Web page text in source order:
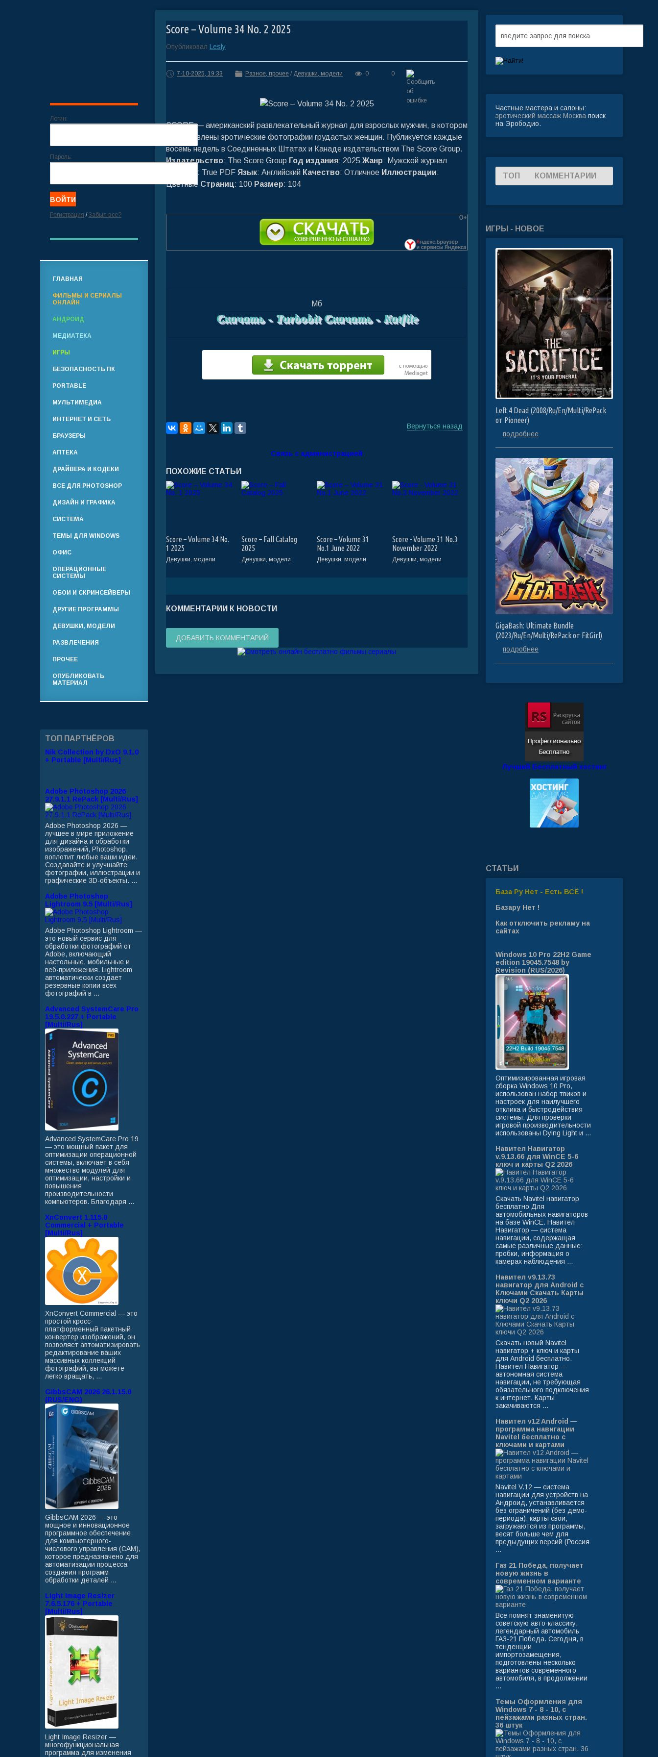
Score – Volume 34 No. 2 2025
Опубликовал Lesly
7-10-2025, 19:33 Разное, прочее / Девушки, модели 0 0
SCORE — американский развлекательный журнал для взрослых мужчин, в котором
представлены эротические фотографии грудастых женщин. Публикуется каждые
восемь недель в Соединенных Штатах и Канаде издательством The Score Group.
Издательство: The Score Group Год издания: 2025 Жанр: Мужской журнал
: True PDF Язык: Английский Качество: Отличное Иллюстрации:
Цветные Страниц: 100 Размер: 104
Мб
Скачать - Turbobit Скачать -Katfile
Вернуться назад
Связь с администрацией
ПОХОЖИЕ СТАТЬИ
Score – Volume 34 No.
1 2025
Девушки, модели
Score – Fall Catalog
2025
Девушки, модели
Score – Volume 31
No.1 June 2022
Девушки, модели
Score - Volume 31 No.3
November 2022
Девушки, модели
КОММЕНТАРИИ К НОВОСТИ
ДОБАВИТЬ КОММЕНТАРИЙ
Логин:
Пароль:
Регистрация /Забыл все?
ГЛАВНАЯ
ФИЛЬМЫ И СЕРИАЛЫ
ОНЛАЙН
АНДРОИД
МЕДИАТЕКА
ИГРЫ
БЕЗОПАСНОСТЬ ПК
PORTABLE
МУЛЬТИМЕДИА
ИНТЕРНЕТ И СЕТЬ
БРАУЗЕРЫ
АПТЕКА
ДРАЙВЕРА И КОДЕКИ
ВСЕ ДЛЯ PHOTOSHOP
ДИЗАЙН И ГРАФИКА
СИСТЕМА
ТЕМЫ ДЛЯ WINDOWS
ОФИС
ОПЕРАЦИОННЫЕ
СИСТЕМЫ
ОБОИ И СКРИНСЕЙВЕРЫ
ДРУГИЕ ПРОГРАММЫ
ДЕВУШКИ, МОДЕЛИ
РАЗВЛЕЧЕНИЯ
ПРОЧЕЕ
ОПУБЛИКОВАТЬ
МАТЕРИАЛ
ТОП ПАРТНЁРОВ
Nik Collection by DxO 9.1.0
+ Portable [Multi/Rus]
Adobe Photoshop 2026
27.9.1.1 RePack [Multi/Rus]
Adobe Photoshop 2026 —
лучшее в мире приложение
для дизайна и обработки
изображений, Photoshop,
воплотит любые ваши идеи.
Создавайте и улучшайте
фотографии, иллюстрации и
графические 3D-объекты. ...
Adobe Photoshop
Lightroom 9.5 [Multi/Rus]
Adobe Photoshop Lightroom —
это новый сервис для
обработки фотографий от
Adobe, включающий
настольные, мобильные и
веб-приложения. Lightroom
автоматически создает
резервные копии всех
фотографий в ...
Advanced SystemCare Pro
19.5.0.227 + Portable
[Multi/Rus]
Advanced SystemCare Pro 19
— это мощный пакет для
оптимизации операционной
системы, включает в себя
множество модулей для
оптимизации, настройки и
повышения
производительности
компьютеров. Благодаря ...
XnConvert 1.115.0
Commercial + Portable
[Multi/Rus]
XnConvert Commercial — это
простой кросс-
платформенный пакетный
конвертер изображений, он
позволяет автоматизировать
редактирование ваших
массивных коллекций
фотографий, вы можете
легко вращать, ...
GibbsCAM 2026 26.1.15.0
(RUS/ENG)
GibbsCAM 2026 — это
мощное и инновационное
программное обеспечение
для компьютерного-
числового управления (CAM),
которое предназначено для
автоматизации процесса
создания программ
обработки деталей ...
Light Image Resizer
7.6.5.176 + Portable
[Multi/Rus]
Light Image Resizer —
многофункциональная
программа для изменения
Частные мастера и салоны:
эротический массаж Москва поиск
на Эрободио.
ТОП КОММЕНТАРИИ
ИГРЫ - НОВОЕ
Left 4 Dead (2008/Ru/En/Multi/RePack
от Pioneer)
подробнее
GigaBash: Ultimate Bundle
(2023/Ru/En/Multi/RePack от FitGirl)
подробнее
Лучший Бесплатный хостинг
СТАТЬИ
База Ру Нет - Есть ВСЁ !
Базару Нет !
Как отключить рекламу на
сайтах
Windows 10 Pro 22H2 Game
edition 19045.7548 by
Revision (RUS/2026)
Оптимизированная игровая
сборка Windows 10 Pro,
использован набор твиков и
настроек для наилучшего
отклика и быстродействия
системы. Для проверки
игровой производительности
использованы Dying Light и ...
Навител Навигатор
v.9.13.66 для WinCE 5-6
ключ и карты Q2 2026
Скачать Navitel навигатор
бесплатно Для
автомобильных навигаторов
на базе WinCE. Навител
Навигатор — система
навигации, содержащая
самые различные данные:
пробки, информация о
камерах наблюдения ...
Навител v9.13.73
навигатор для Android с
Ключами Скачать Карты
ключи Q2 2026
Скачать новый Navitel
навигатор + ключ и карты
для Android бесплатно.
Навител Навигатор —
автономная система
навигации, не требующая
обязательного подключения
к интернет. Карты
закачиваются ...
Навител v12 Android —
программа навигации
Navitel бесплатно с
ключами и картами
Navitel V.12 — система
навигации для устройств на
Андроид, устанавливается
без ограничений (без демо-
периода), карты свои,
загружаются из программы,
весят больше чем для
предыдущих версий (Россия
...
Газ 21 Победа, получает
новую жизнь в
современном варианте
Все помнят знаменитую
советскую авто-классику,
легендарный автомобиль
ГАЗ-21 Победа. Сегодня, в
тенденции
импортозамещения,
подготовлены несколько
вариантов современного
автомобиля, в продолжении
...
Темы Оформления для
Windows 7 - 8 - 10, с
пейзажами разных стран.
36 штук